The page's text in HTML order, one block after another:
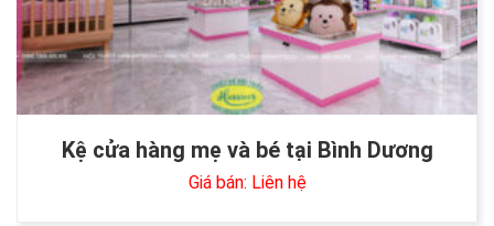
Kệ cửa hàng mẹ và bé tại Bình Dương
Giá bán: Liên hệ